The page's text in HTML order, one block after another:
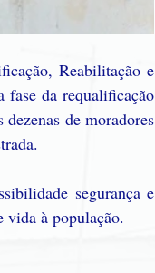
Reabilitação e
fase da requalificação
de moradores
segurança e
vida à população.